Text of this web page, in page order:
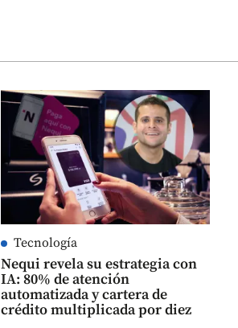
Tecnología
Nequi revela su estrategia con
IA: 80% de atención
automatizada y cartera de
crédito multiplicada por diez